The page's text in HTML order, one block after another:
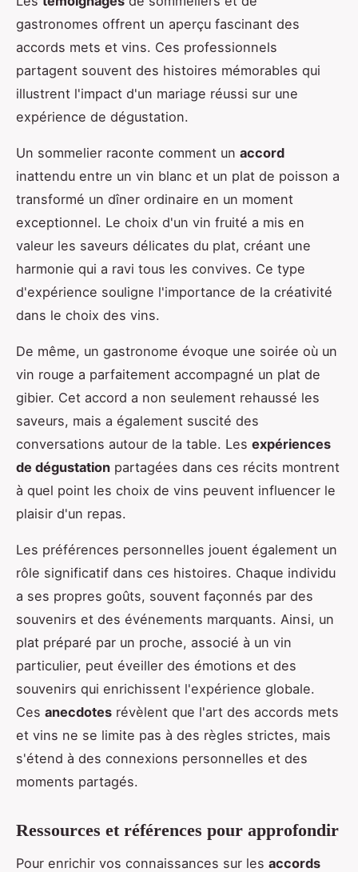
gastronomes offrent un aperçu fascinant des
accords mets et vins. Ces professionnels
partagent souvent des histoires mémorables qui
illustrent l'impact d'un mariage réussi sur une
expérience de dégustation.
Un sommelier raconte comment un accord
inattendu entre un vin blanc et un plat de poisson a
transformé un dîner ordinaire en un moment
exceptionnel. Le choix d'un vin fruité a mis en
valeur les saveurs délicates du plat, créant une
harmonie qui a ravi tous les convives. Ce type
d'expérience souligne l'importance de la créativité
dans le choix des vins.
De même, un gastronome évoque une soirée où un
vin rouge a parfaitement accompagné un plat de
gibier. Cet accord a non seulement rehaussé les
saveurs, mais a également suscité des
conversations autour de la table. Les expériences
de dégustation partagées dans ces récits montrent
à quel point les choix de vins peuvent influencer le
plaisir d'un repas.
Les préférences personnelles jouent également un
rôle significatif dans ces histoires. Chaque individu
a ses propres goûts, souvent façonnés par des
souvenirs et des événements marquants. Ainsi, un
plat préparé par un proche, associé à un vin
particulier, peut éveiller des émotions et des
souvenirs qui enrichissent l'expérience globale.
Ces anecdotes révèlent que l'art des accords mets
et vins ne se limite pas à des règles strictes, mais
s'étend à des connexions personnelles et des
moments partagés.
Ressources et références pour approfondir
Pour enrichir vos connaissances sur les accords